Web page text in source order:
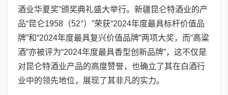
酒业华夏奖”颁奖典礼盛大举行。新疆昆仑特酒业的产
品“昆仑1958（52°）”荣获“2024年度最具标杆价值品
牌”和“2024年度最具复兴价值品牌”两项大奖，而“高粱
酒”亦被评为“2024年度最具香型创新品牌”，这不仅是
对昆仑特酒业产品的高度赞誉，也确立了其在白酒行
业中的领先地位，展现了其非凡的实力。